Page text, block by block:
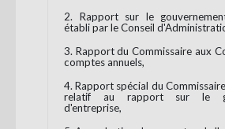
2. Rapport sur le
établi par le Conseil
3. Rapport du Commissaire aux
comptes annuels,
4. Rapport spécial du
relatif au rapport sur le
d'entreprise,